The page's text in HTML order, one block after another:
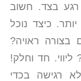
בצד. חשוב
כיצד נוכל
בצורה ראויה?
חד וחלק!
רגישה בכדי